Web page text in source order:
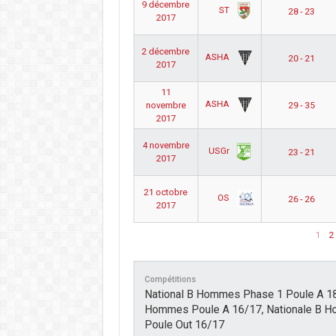
9 décembre
2017
ST 28 - 23
2 décembre
2017
ASHA 20 - 21
11
novembre
2017
ASHA 29 - 35
4 novembre
2017
USGr 23 - 21
21 octobre
2017
OS 26 - 26
1 2
Compétitions
National B Hommes Phase 1 Poule A
Hommes Poule A 16/17, Nationale B
Poule Out 16/17